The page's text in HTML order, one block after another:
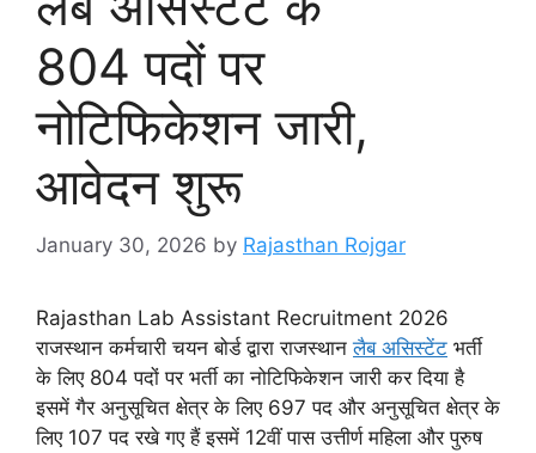
804 पदों पर
नोटिफिकेशन जारी,
आवेदन शुरू
January 30, 2026 by Rajasthan Rojgar
Rajasthan Lab Assistant Recruitment 2026
राजस्थान कर्मचारी चयन बोर्ड द्वारा राजस्थानलैब असिस्टेंट भर्ती
के लिए 804 पदों पर भर्ती का नोटिफिकेशन जारी कर दिया है
इसमें गैर अनुसूचित क्षेत्र के लिए 697 पद और अनुसूचित क्षेत्र के
लिए 107 पद रखे गए हैं इसमें 12वीं पास उत्तीर्ण महिला और पुरुष